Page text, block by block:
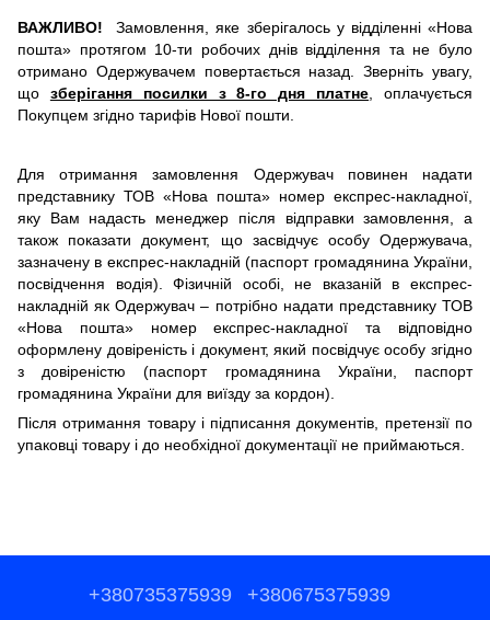
ВАЖЛИВО!
Замовлення, яке зберігалось у відділенні «Нова
пошта» протягом 10-ти робочих днів відділення та не було
отримано Одержувачем повертається назад.Зверніть увагу,
що зберігання посилки з 8-го дня платне , оплачується
Покупцем згідно тарифів Нової пошти.
Для отримання замовлення Одержувач повинен надати
представнику ТОВ «Нова пошта» номер експрес-накладної,
яку Вам надасть менеджер після відправки замовлення
а
також
показати документ, що засвідчує особу Одержувача,
зазначену в експрес-накладній (паспорт громадянина України,
посвідчення водія) .Фізичній особі, не вказаній в експрес-
накладній як Одержувач – потрібно надати представнику ТОВ
«Нова пошта» номер експрес-накладної та відповідно
оформлену довіреність і документ, який посвідчує особу згідно
з довіреністю (паспорт громадянина України, паспорт
громадянина України для виїзду за кордон).
Післяотримання товару і підписання документів претензії по
упаковці товару і до необхідної документації не приймаються
+380735375939 +380675375939